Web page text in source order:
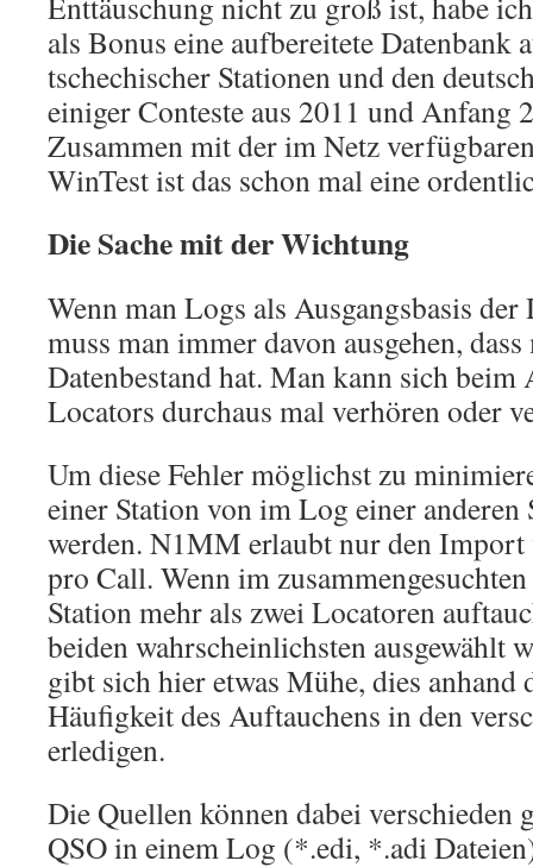
als Bonus eine aufbereitete Datenbank
tschechischer Stationen und den
einiger Conteste aus 2011 und Anfang
Zusammen mit der im Netz
WinTest ist das schon mal eine
Die Sache mit der Wichtung
Wenn man Logs als Ausgangsbasis der
muss man immer davon ausgehen,
Datenbestand hat. Man kann sich beim
Locators durchaus mal verhören oder
Um diese Fehler möglichst zu
einer Station von im Log einer anderen
werden. N1MM erlaubt nur den
pro Call. Wenn im
Station mehr als zwei Locatoren
beiden wahrscheinlichsten ausgewählt
gibt sich hier etwas Mühe, dies anhand
Häufigkeit des Auftauchens in den
erledigen.
Die Quellen können dabei verschieden
QSO in einem Log (*.edi, *.adi